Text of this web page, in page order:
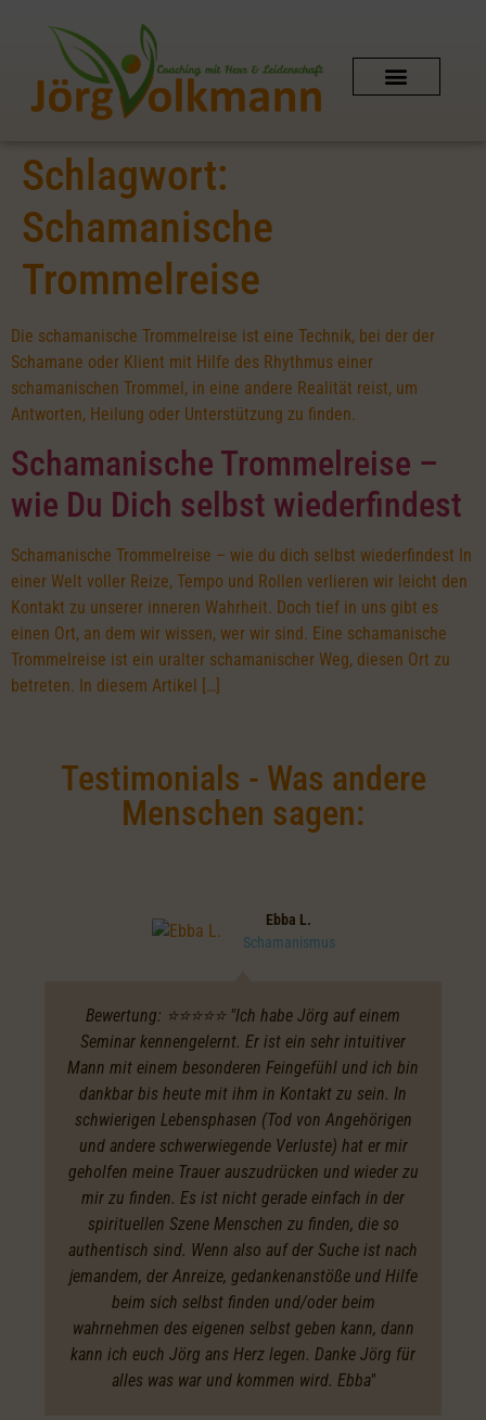
Schlagwort:
Schamanische
Trommelreise
Die schamanische Trommelreise ist eine Technik, bei der der
Schamane oder Klient mit Hilfe des Rhythmus einer
schamanischen Trommel, in eine andere Realität reist, um
Antworten, Heilung oder Unterstützung zu finden.
Schamanische Trommelreise –
wie Du Dich selbst wiederfindest
Schamanische Trommelreise – wie du dich selbst wiederfindest In
einer Welt voller Reize, Tempo und Rollen verlieren wir leicht den
Kontakt zu unserer inneren Wahrheit. Doch tief in uns gibt es
einen Ort, an dem wir wissen, wer wir sind. Eine schamanische
Trommelreise ist ein uralter schamanischer Weg, diesen Ort zu
betreten. In diesem Artikel […]
Testimonials - Was andere
Menschen sagen:
Bewertung: ⭐️⭐️⭐️⭐️⭐️ "Ich habe Jörg auf einem
Seminar kennengelernt. Er ist ein sehr intuitiver
Mann mit einem besonderen Feingefühl und ich bin
dankbar bis heute mit ihm in Kontakt zu sein. In
schwierigen Lebensphasen (Tod von Angehörigen
und andere schwerwiegende Verluste) hat er mir
geholfen meine Trauer auszudrücken und wieder zu
mir zu finden. Es ist nicht gerade einfach in der
spirituellen Szene Menschen zu finden, die so
authentisch sind. Wenn also auf der Suche ist nach
jemandem, der Anreize, gedankenanstöße und Hilfe
beim sich selbst finden und/oder beim
wahrnehmen des eigenen selbst geben kann, dann
kann ich euch Jörg ans Herz legen. Danke Jörg für
alles was war und kommen wird. Ebba"
Ebba L.
Schamanismus